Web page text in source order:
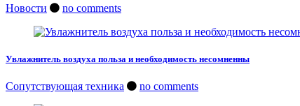
Новости no comments
Увлажнитель воздуха польза и необходимость несомненны
Сопутствующая техника no comments